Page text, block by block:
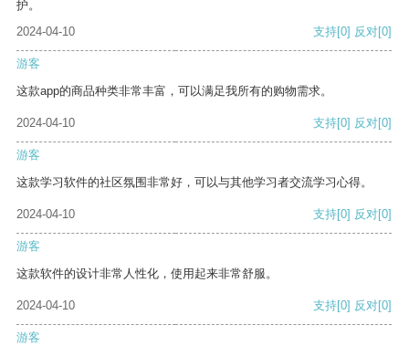
护。
2024-04-10
支持[0] 反对[0]
游客
这款app的商品种类非常丰富，可以满足我所有的购物需求。
2024-04-10 支持[0] 反对[0]
游客
这款学习软件的社区氛围非常好，可以与其他学习者交流学习心得。
2024-04-10 支持[0] 反对[0]
游客
这款软件的设计非常人性化，使用起来非常舒服。
2024-04-10 支持[0] 反对[0]
游客